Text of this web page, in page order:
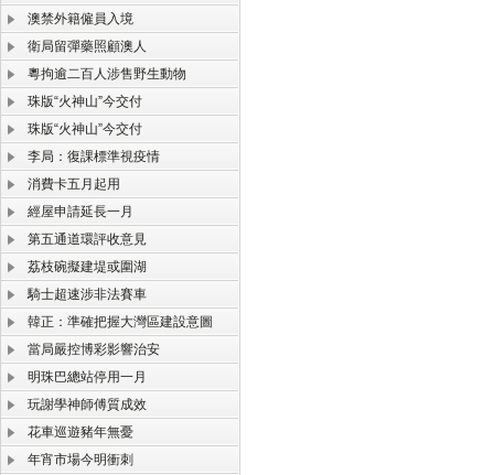
澳禁外籍僱員入境
衛局留彈藥照顧澳人
粵拘逾二百人涉售野生動物
珠版“火神山”今交付
珠版“火神山”今交付
李局：復課標準視疫情
消費卡五月起用
經屋申請延長一月
第五通道環評收意見
荔枝碗擬建堤或圍湖
騎士超速涉非法賽車
韓正：準確把握大灣區建設意圖
當局嚴控博彩影響治安
明珠巴總站停用一月
玩謝學神師傅質成效
花車巡遊豬年無憂
年宵市場今明衝刺